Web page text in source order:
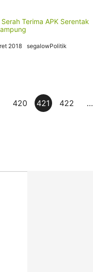
Serah Terima APK Serentak
2018 segalowPolitik
420 421 422 …